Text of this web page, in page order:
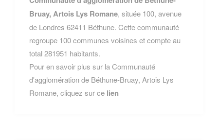
Bruay, Artois Lys Romane, située 100, avenue
de Londres 62411 Béthune. Cette communauté
regroupe 100 communes voisines et compte au
total 281951 habitants.
Pour en savoir plus sur la Communauté
d'agglomération de Béthune-Bruay, Artois Lys
Romane, cliquez sur ce lien